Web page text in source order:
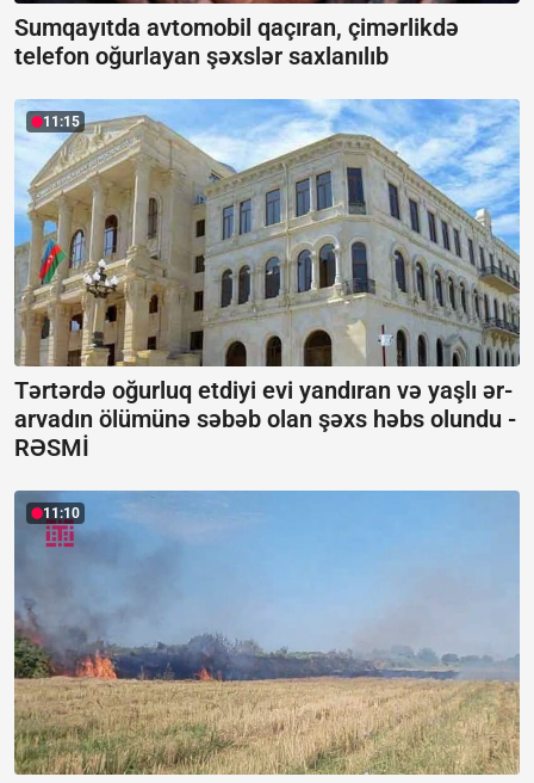
Sumqayıtda avtomobil qaçıran, çimərlikdə
telefon oğurlayan şəxslər saxlanılıb
11:15
Tərtərdə oğurluq etdiyi evi yandıran və yaşlı ər-
arvadın ölümünə səbəb olan şəxs həbs olundu -
RƏSMİ
11:10